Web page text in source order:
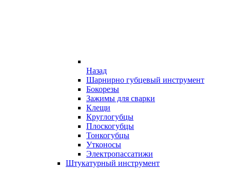
Назад
Шарнирно губцевый инструмент
Бокорезы
Зажимы для сварки
Клещи
Круглогубцы
Плоскогубцы
Тонкогубцы
Утконосы
Электропассатижи
Штукатурный инструмент